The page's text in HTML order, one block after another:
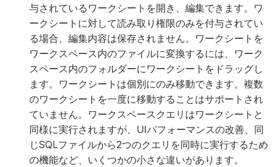
与されているワークシートを開き、編集できます。ワ
ークシートに対して読み取り権限のみを付与されてい
る場合、編集内容は保存されません。ワークシートを
ワークスペース内のファイルに変換するには、ワーク
スペース内のフォルダーにワークシートをドラッグし
ます。ワークシートは個別にのみ移動できます。複数
のワークシートを一度に移動することはサポートされ
ていません。ワークスペースクエリはワークシートと
同様に実行されますが、UIパフォーマンスの改善、同
じSQLファイルから2つのクエリを同時に実行するため
の機能など、いくつかの小さな違いがあります。